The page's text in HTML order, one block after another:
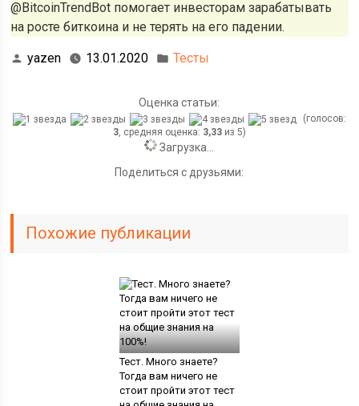
@BitcoinTrendBot помогает инвесторам зарабатывать
на росте биткоина и не терять на его падении.
yazen 13.01.2020 Тесты
Оценка статьи:
(голосов:
3, средняя оценка: 3,33из 5)
Загрузка...
Поделиться с друзьями:
Похожие публикации
Тест. Много знаете?
Тогда вам ничего не
стоит пройти этот тест